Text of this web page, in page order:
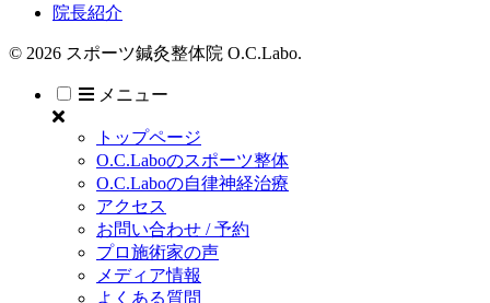
院長紹介
© 2026 スポーツ鍼灸整体院 O.C.Labo.
メニュー
トップページ
O.C.Laboのスポーツ整体
O.C.Laboの自律神経治療
アクセス
お問い合わせ / 予約
プロ施術家の声
メディア情報
よくある質問